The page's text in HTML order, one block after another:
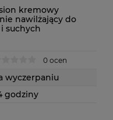
kremowy
nawilżający do
suchych
0 ocen
wyczerpaniu
godziny